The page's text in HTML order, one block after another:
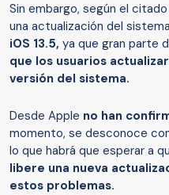
Sin embargo, según el
una actualización del
iOS 13.5, ya que gran parte
que los usuarios
versión del sistema.
Desde Apple no han
momento, se desconoce
lo que habrá que esperar a
libere una nueva
estos problemas.